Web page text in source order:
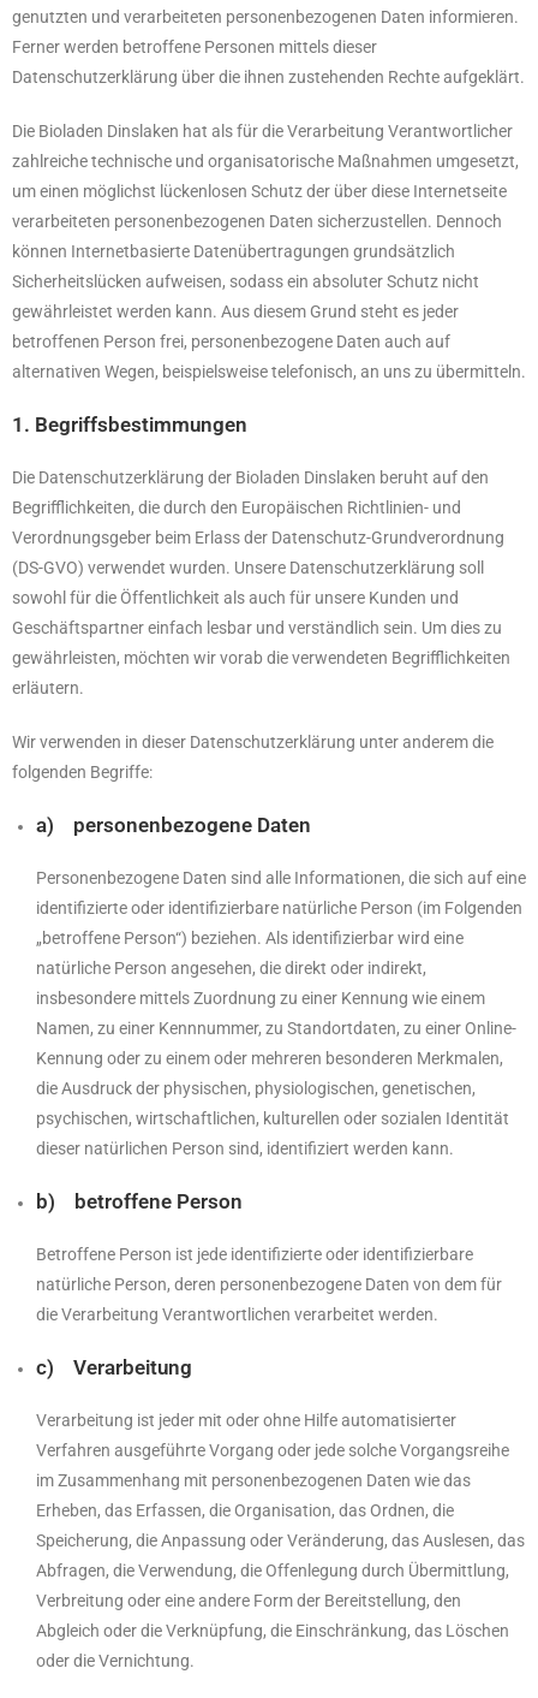
genutzten und verarbeiteten personenbezogenen Daten informieren.
Ferner werden betroffene Personen mittels dieser
Datenschutzerklärung über die ihnen zustehenden Rechte aufgeklärt.
Die Bioladen Dinslaken hat als für die Verarbeitung Verantwortlicher
zahlreiche technische und organisatorische Maßnahmen umgesetzt,
um einen möglichst lückenlosen Schutz der über diese Internetseite
verarbeiteten personenbezogenen Daten sicherzustellen. Dennoch
können Internetbasierte Datenübertragungen grundsätzlich
Sicherheitslücken aufweisen, sodass ein absoluter Schutz nicht
gewährleistet werden kann. Aus diesem Grund steht es jeder
betroffenen Person frei, personenbezogene Daten auch auf
alternativen Wegen, beispielsweise telefonisch, an uns zu übermitteln.
1. Begriffsbestimmungen
Die Datenschutzerklärung der Bioladen Dinslaken beruht auf den
Begrifflichkeiten, die durch den Europäischen Richtlinien- und
Verordnungsgeber beim Erlass der Datenschutz-Grundverordnung
(DS-GVO) verwendet wurden. Unsere Datenschutzerklärung soll
sowohl für die Öffentlichkeit als auch für unsere Kunden und
Geschäftspartner einfach lesbar und verständlich sein. Um dies zu
gewährleisten, möchten wir vorab die verwendeten Begrifflichkeiten
erläutern.
Wir verwenden in dieser Datenschutzerklärung unter anderem die
folgenden Begriffe:
a) personenbezogene Daten
Personenbezogene Daten sind alle Informationen, die sich auf eine
identifizierte oder identifizierbare natürliche Person (im Folgenden
„betroffene Person“) beziehen. Als identifizierbar wird eine
natürliche Person angesehen, die direkt oder indirekt,
insbesondere mittels Zuordnung zu einer Kennung wie einem
Namen, zu einer Kennnummer, zu Standortdaten, zu einer Online-
Kennung oder zu einem oder mehreren besonderen Merkmalen,
die Ausdruck der physischen, physiologischen, genetischen,
psychischen, wirtschaftlichen, kulturellen oder sozialen Identität
dieser natürlichen Person sind, identifiziert werden kann.
b) betroffene Person
Betroffene Person ist jede identifizierte oder identifizierbare
natürliche Person, deren personenbezogene Daten von dem für
die Verarbeitung Verantwortlichen verarbeitet werden.
c) Verarbeitung
Verarbeitung ist jeder mit oder ohne Hilfe automatisierter
Verfahren ausgeführte Vorgang oder jede solche Vorgangsreihe
im Zusammenhang mit personenbezogenen Daten wie das
Erheben, das Erfassen, die Organisation, das Ordnen, die
Speicherung, die Anpassung oder Veränderung, das Auslesen, das
Abfragen, die Verwendung, die Offenlegung durch Übermittlung,
Verbreitung oder eine andere Form der Bereitstellung, den
Abgleich oder die Verknüpfung, die Einschränkung, das Löschen
oder die Vernichtung.